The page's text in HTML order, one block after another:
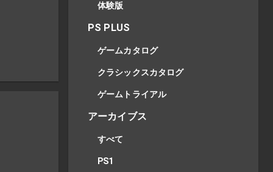
体験版
PS PLUS
ゲームカタログ
クラシックスカタログ
ゲームトライアル
アーカイブス
すべて
PS1